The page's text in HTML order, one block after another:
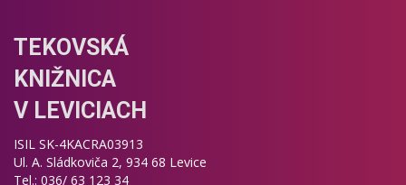
TEKOVSKÁ
KNIŽNICA
V LEVICIACH
ISIL SK-4KACRA03913
Ul. A. Sládkoviča 2, 934 68 Levice
Tel.: 036/ 63 123 34